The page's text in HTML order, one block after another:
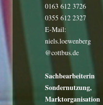
0163 612 3726
0355 612 2327
E-Mail:
niels.loewenberg
@cottbus.de
Sachbearbeiterin
Sondernutzung,
Marktorganisation